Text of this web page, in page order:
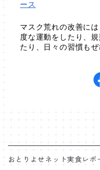
ース
マスク荒れの改善に
度な運動をしたり、
たり、日々の習慣も
おとりよせネット実食レポ